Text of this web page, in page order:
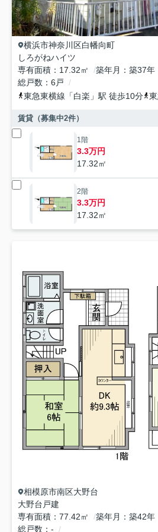
横浜市神奈川区白幡向町
しろがねハイツ
専有面積
17.32㎡ 築年月 築37年
総戸数
6戸
東急東横線 「白楽 」駅 徒歩10分
賃貸（募集中2件）
1階
3.3万円
17.32㎡
2階
3.3万円
17.32㎡
相模原市南区大野台
大野台戸建
専有面積
77.42㎡ 築年月 築42年
総戸数
-